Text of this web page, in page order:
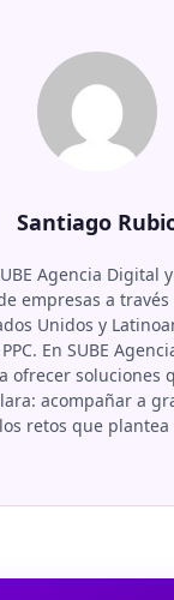
Santiago
Agencia
empresas a
Unidos y
En SUBE
soluciones
acompañar a
retos que